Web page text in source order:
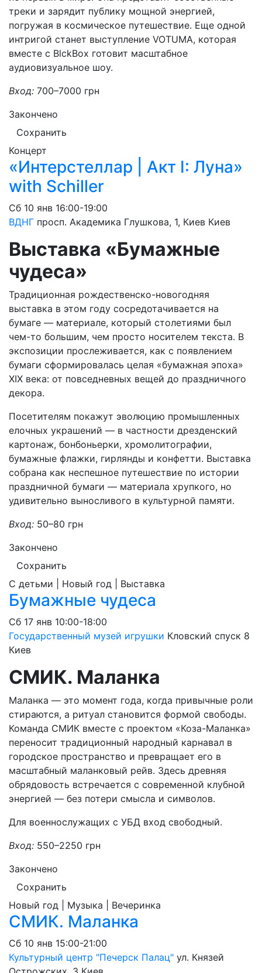
треки и зарядит публику мощной энергией,
погружая в космическое путешествие. Еще одной
интригой станет выступление VOTUMA, которая
вместе с BlckBox готовит масштабное
аудиовизуальное шоу.
Вход: 700–7000 грн
Закончено
Сохранить
Концерт
«Интерстеллар | Акт I: Луна»
with Schiller
Сб 10 янв 16:00-19:00
ВДНГ просп. Академика Глушкова, 1, Киев Киев
Выставка «Бумажные
чудеса»
Традиционная рождественско-новогодняя
выставка в этом году сосредотачивается на
бумаге — материале, который столетиями был
чем-то большим, чем просто носителем текста. В
экспозиции прослеживается, как с появлением
бумаги сформировалась целая «бумажная эпоха»
XIX века: от повседневных вещей до праздничного
декора.
Посетителям покажут эволюцию промышленных
елочных украшений — в частности дрезденский
картонаж, бонбоньерки, хромолитографии,
бумажные флажки, гирлянды и конфетти. Выставка
собрана как неспешное путешествие по истории
праздничной бумаги — материала хрупкого, но
удивительно выносливого в культурной памяти.
Вход: 50–80 грн
Закончено
Сохранить
С детьми | Новый год | Выставка
Бумажные чудеса
Сб 17 янв 10:00-18:00
Государственный музей игрушки Кловский спуск 8
Киев
СМИК. Маланка
Маланка — это момент года, когда привычные роли
стираются, а ритуал становится формой свободы.
Команда СМИК вместе с проектом «Коза-Маланка»
переносит традиционный народный карнавал в
городское пространство и превращает его в
масштабный маланковый рейв. Здесь древняя
обрядовость встречается с современной клубной
энергией — без потери смысла и символов.
Для военнослужащих с УБД вход свободный.
Вход: 550–2250 грн
Закончено
Сохранить
Новый год | Музыка | Вечеринка
СМИК. Маланка
Сб 10 янв 15:00-21:00
Культурный центр "Печерск Палац" ул. Князей